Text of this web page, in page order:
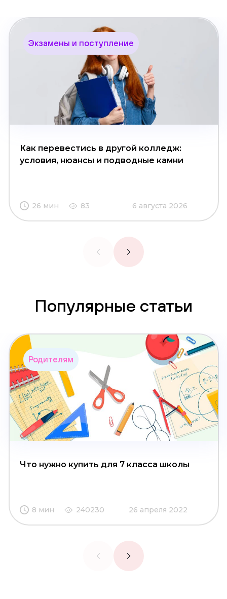
Экзамены и поступление
Как перевестись в другой колледж:
условия, нюансы и подводные камни
26 мин 83 6 августа 2026
Популярные статьи
Родителям
Что нужно купить для 7 класса школы
8 мин 240230 26 апреля 2022